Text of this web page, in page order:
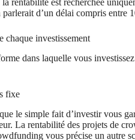
la rentabilité est recherchée
d’un délai compris
chaque investissement
dans laquelle vous
fixe
le simple fait d’investir vous
La rentabilité des projets de
vous précise un autre